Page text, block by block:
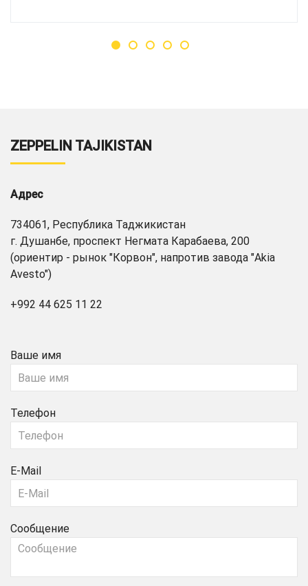
ZEPPELIN TAJIKISTAN
Адрес
734061, Республика Таджикистан
г. Душанбе, проспект Негмата Карабаева, 200
(ориентир - рынок "Корвон", напротив завода "Akia
Avesto")
+992 44 625 11 22
Ваше имя
Телефон
E-Mail
Сообщение